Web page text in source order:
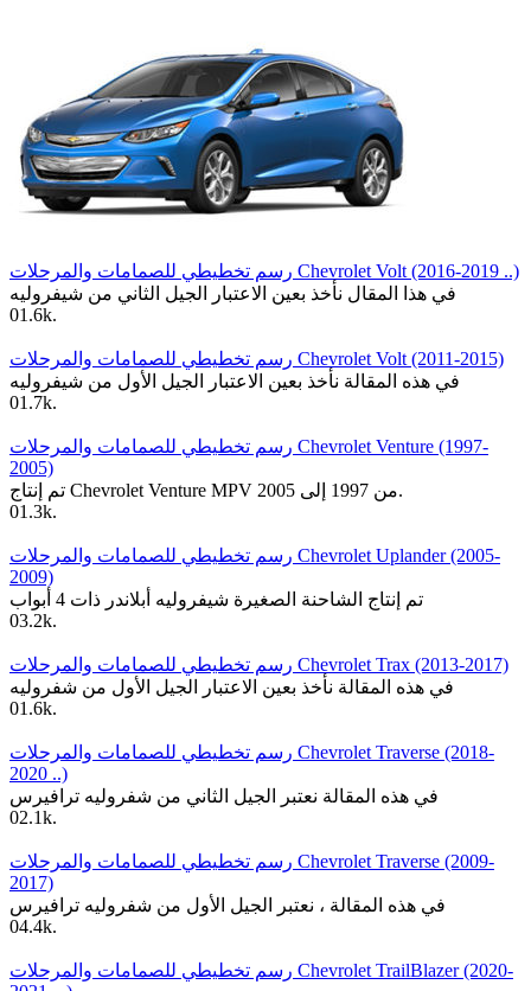
رسم تخطيطي للصمامات والمرحلات Chevrolet Volt (2016-2019 ..)
في هذا المقال نأخذ بعين الاعتبار الجيل الثاني من شيفروليه
01.6k.
رسم تخطيطي للصمامات والمرحلات Chevrolet Volt (2011-2015)
في هذه المقالة نأخذ بعين الاعتبار الجيل الأول من شيفروليه
01.7k.
رسم تخطيطي للصمامات والمرحلات Chevrolet Venture (1997-
2005)
تم إنتاج Chevrolet Venture MPV من 1997 إلى 2005.
01.3k.
رسم تخطيطي للصمامات والمرحلات Chevrolet Uplander (2005-
2009)
تم إنتاج الشاحنة الصغيرة شيفروليه أبلاندر ذات 4 أبواب
03.2k.
رسم تخطيطي للصمامات والمرحلات Chevrolet Trax (2013-2017)
في هذه المقالة نأخذ بعين الاعتبار الجيل الأول من شفروليه
01.6k.
رسم تخطيطي للصمامات والمرحلات Chevrolet Traverse (2018-
2020 ..)
في هذه المقالة نعتبر الجيل الثاني من شفروليه ترافيرس
02.1k.
رسم تخطيطي للصمامات والمرحلات Chevrolet Traverse (2009-
2017)
في هذه المقالة ، نعتبر الجيل الأول من شفروليه ترافيرس
04.4k.
رسم تخطيطي للصمامات والمرحلات Chevrolet TrailBlazer (2020-